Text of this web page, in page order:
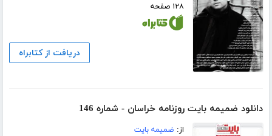
۱۲۸ صفحه
دریافت از کتابراه
دانلود ضمیمه بایت روزنامه خراسان - شماره 146
از: ضمیمه بایت